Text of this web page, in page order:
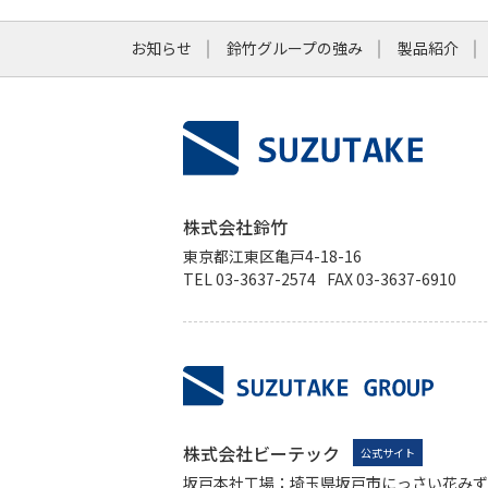
お知らせ 鈴竹グループの強み 製品紹介
株式会社鈴竹
東京都江東区亀戸4-18-16
TEL 03-3637-2574 FAX 03-3637-6910
株式会社ビーテック 公式サイト
坂戸本社工場：埼玉県坂戸市にっさい花み